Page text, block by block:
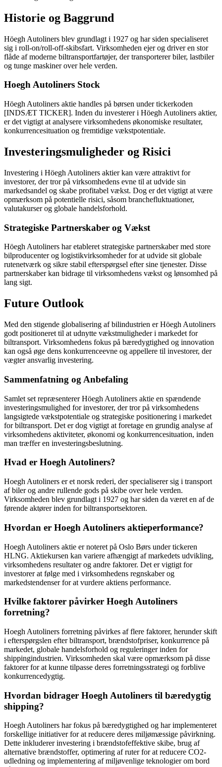
Historie og Baggrund
Höegh Autoliners blev grundlagt i 1927 og har siden specialiseret
sig i roll-on/roll-off-skibsfart. Virksomheden ejer og driver en stor
flåde af moderne biltransportfartøjer, der transporterer biler, lastbiler
og tunge maskiner over hele verden.
Hoegh Autoliners Stock
Höegh Autoliners aktie handles på børsen under tickerkoden
[INDSÆT TICKER]. Inden du investerer i Höegh Autoliners aktier,
er det vigtigt at analysere virksomhedens økonomiske resultater,
konkurrencesituation og fremtidige vækstpotentiale.
Investeringsmuligheder og Risici
Investering i Höegh Autoliners aktier kan være attraktivt for
investorer, der tror på virksomhedens evne til at udvide sin
markedsandel og skabe profitabel vækst. Dog er det vigtigt at være
opmærksom på potentielle risici, såsom branchefluktuationer,
valutakurser og globale handelsforhold.
Strategiske Partnerskaber og Vækst
Höegh Autoliners har etableret strategiske partnerskaber med store
bilproducenter og logistikvirksomheder for at udvide sit globale
rutenetværk og sikre stabil efterspørgsel efter sine tjenester. Disse
partnerskaber kan bidrage til virksomhedens vækst og lønsomhed på
lang sigt.
Future Outlook
Med den stigende globalisering af bilindustrien er Höegh Autoliners
godt positioneret til at udnytte vækstmuligheder i markedet for
biltransport. Virksomhedens fokus på bæredygtighed og innovation
kan også øge dens konkurrenceevne og appellere til investorer, der
vægter ansvarlig investering.
Sammenfatning og Anbefaling
Samlet set repræsenterer Höegh Autoliners aktie en spændende
investeringsmulighed for investorer, der tror på virksomhedens
langsigtede vækstpotentiale og strategiske positionering i markedet
for biltransport. Det er dog vigtigt at foretage en grundig analyse af
virksomhedens aktiviteter, økonomi og konkurrencesituation, inden
man træffer en investeringsbeslutning.
Hvad er Hoegh Autoliners?
Hoegh Autoliners er et norsk rederi, der specialiserer sig i transport
af biler og andre rullende gods på skibe over hele verden.
Virksomheden blev grundlagt i 1927 og har siden da været en af de
førende aktører inden for biltransportsektoren.
Hvordan er Hoegh Autoliners aktieperformance?
Hoegh Autoliners aktie er noteret på Oslo Børs under tickeren
HLNG. Aktiekursen kan variere afhængigt af markedets udvikling,
virksomhedens resultater og andre faktorer. Det er vigtigt for
investorer at følge med i virksomhedens regnskaber og
markedstendenser for at vurdere aktiens performance.
Hvilke faktorer påvirker Hoegh Autoliners
forretning?
Hoegh Autoliners forretning påvirkes af flere faktorer, herunder skift
i efterspørgslen efter biltransport, brændstofpriser, konkurrence på
markedet, globale handelsforhold og reguleringer inden for
shippingindustrien. Virksomheden skal være opmærksom på disse
faktorer for at kunne tilpasse deres forretningsstrategi og forblive
konkurrencedygtig.
Hvordan bidrager Hoegh Autoliners til bæredygtig
shipping?
Hoegh Autoliners har fokus på bæredygtighed og har implementeret
forskellige initiativer for at reducere deres miljømæssige påvirkning.
Dette inkluderer investering i brændstofeffektive skibe, brug af
alternative brændstoffer, optimering af ruter for at reducere CO2-
udledning og implementering af miljøvenlige teknologier om bord